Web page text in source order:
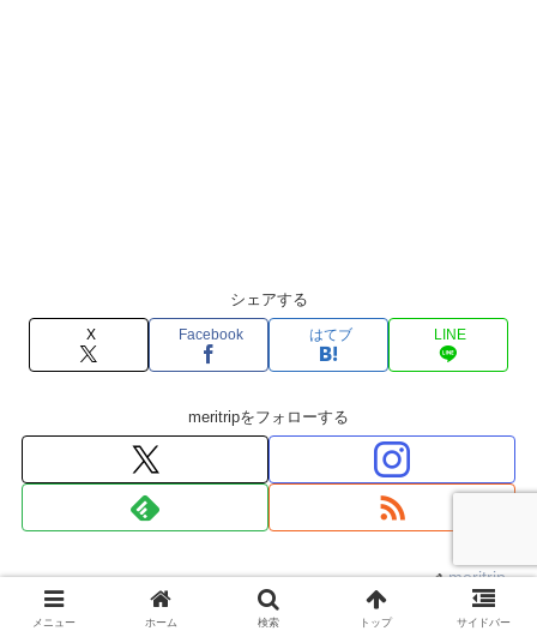
シェアする
X Facebook はてブ LINE
meritripをフォローする
meritrip
メニュー ホーム 検索 トップ サイドバー